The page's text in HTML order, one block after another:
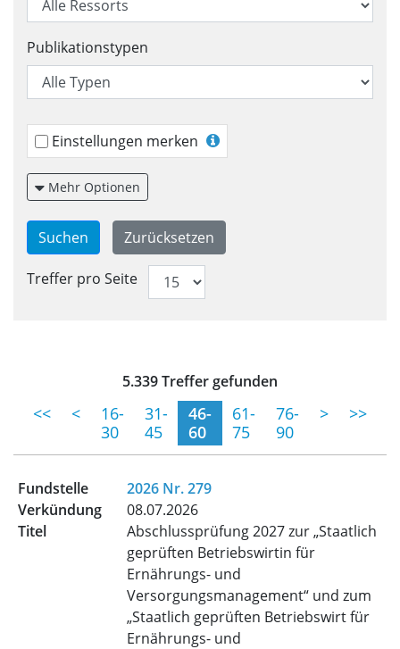
Publikationstypen
Einstellungen merken
Mehr Optionen
Treffer pro Seite
5.339 Treffer gefunden
<< <
16-
30
31-
45
(momentane Seite)
46-
60
61-
75
76-
90
> >>
2026 Nr. 279
08.07.2026
Abschlussprüfung 2027 zur „Staatlich
geprüften Betriebswirtin für
Ernährungs- und
Versorgungsmanagement“ und zum
„Staatlich geprüften Betriebswirt für
Ernährungs- und